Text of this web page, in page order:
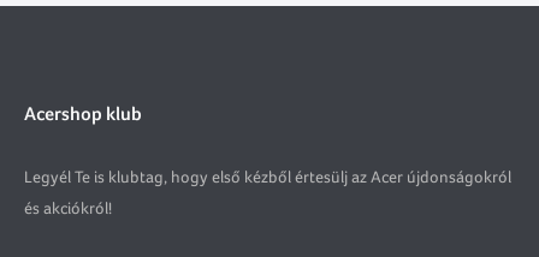
Acershop klub
Legyél Te is klubtag, hogy első kézből értesülj az Acer újdonságokról
és akciókról!